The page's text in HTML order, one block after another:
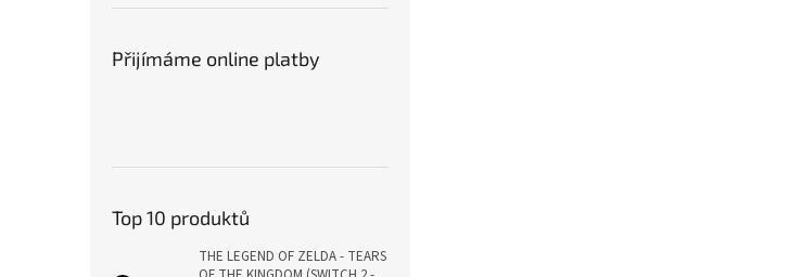
Přijímáme online platby
Top 10 produktů
THE LEGEND OF ZELDA - TEARS